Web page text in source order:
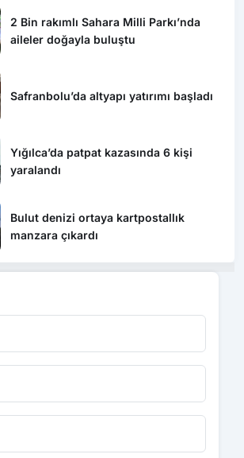
2 Bin rakımlı Sahara Milli Parkı’nda
aileler doğayla buluştu
Safranbolu’da altyapı yatırımı başladı
Yığılca’da patpat kazasında 6 kişi
yaralandı
Bulut denizi ortaya kartpostallık
manzara çıkardı